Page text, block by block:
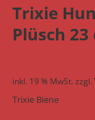
Trixie
Plüsch 23
inkl. 19 % MwSt.zzgl.
Trixie Biene